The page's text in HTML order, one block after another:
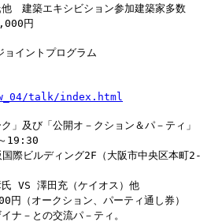
建築エキシビション参加建築家多数
円
ョイントプログラム
talk/index.html
」及び「公開オ－クション＆パ－ティ」
19:30
際ビルディング2F（大阪市中央区本町2-
VS 澤田充（ケイオス）他
（オークション、パーティ通し券）
ナ－との交流パ－ティ。